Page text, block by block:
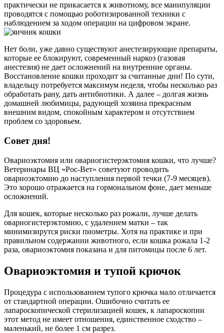
практически не прикасается к животному, все манипуляции
проводятся с помощью роботизированной техники с
наблюдением за ходом операции на цифровом экране.
Нет боли, уже давно существуют анестезирующие препараты,
которые ее блокируют, современный наркоз (газовая
анестезия) не дает осложнений на внутренние органы.
Восстановление кошки проходит за считанные дни! По сути,
владельцу потребуется максимум неделя, чтобы несколько раз
обработать рану, дать антибиотики. А далее – долгая жизнь
домашней любимицы, радующей хозяина прекрасным
внешним видом, спокойным характером и отсутствием
проблем со здоровьем.
Совет дня!
Овариоэктомия или овариогистерэктомия кошки, что лучше?
Ветеринары ВЦ «Рос-Вет» советуют проводить
овариоэктомию до наступления первой течки (7-9 месяцев).
Это хорошо отражается на гормональном фоне, дает меньше
осложнений.
Для кошек, которые несколько раз рожали, лучше делать
овариогистерэктомию, с удалением матки – так
минимизирутся риски пиометры. Хотя на практике и при
правильном содержании животного, если кошка рожала 1-2
раза, овариоэктомия показана и для питомицы после 6 лет.
Овариоэктомия и тупой крючок
Процедура с использованием тупого крючка мало отличается
от стандартной операции. Ошибочно считать ее
лапароскопической стерилизацией кошек, к лапароскопии
этот метод не имеет отношения, единственное сходство –
маленький, не более 1 см разрез.